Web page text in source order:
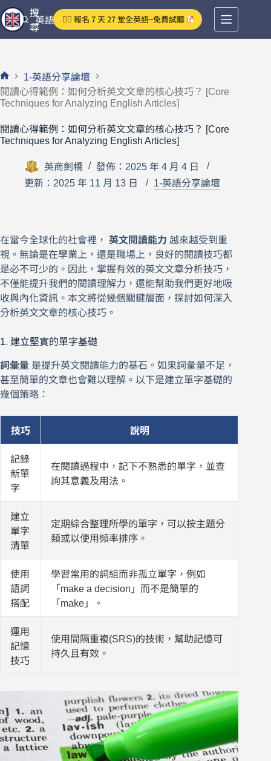
跳
至
主
容
英語分享論壇
搜
尋
👉🏻 報名 7 天 27 堂全英語~免費試聽
首
頁
1-英語分享論壇
閱讀心得範例：如何分析英文文章的核心技巧？ [Core
Techniques for Analyzing English Articles]
閱讀心得範例：如何分析英文文章的核心技巧？ [Core
Techniques for Analyzing English Articles]
英商劍橋
發佈：2025 年 4 月 4 日
更新：2025 年 11 月 13 日
1-英語分享論壇
在當今全球化的社會裡， 英文閱讀能力 越來越受到重
視。無論是在學業上，還是職場上，良好的閱讀技巧都
是必不可少的。因此，掌握有效的英文文章分析技巧，
不僅能提升我們的閱讀理解力，還能幫助我們更好地吸
收與內化資訊。本文將從幾個關鍵層面，探討如何深入
分析英文文章的核心技巧。
1. 建立堅實的單字基礎
詞彙量 是提升英文閱讀能力的基石。如果詞彙量不足，
甚至簡單的文章也會難以理解。以下是建立單字基礎的
幾個策略：
技巧 說明
記錄
新單
字
在閱讀過程中，記下不熟悉的單字，並查
詢其意義及用法。
建立
單字
清單
定期綜合整理所學的單字，可以按主題分
類或以使用頻率排序。
使用
語詞
搭配
學習常用的詞組而非孤立單字，例如
「make a decision」而不是簡單的
「make」。
運用
記憶
技巧
使用間隔重複(SRS)的技術，幫助記憶可
持久且有效。